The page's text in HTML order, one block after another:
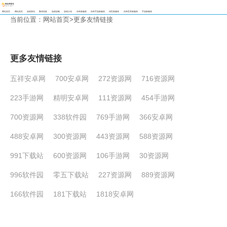
网站首页 网站首页 游戏资讯 聚侠热推 游戏攻略 游戏介绍 传奇新服表 传奇手游新服表 传世新服表 传奇世界新服表 手游新服表
当前位置： 网站首页>更多友情链接
更多友情链接
五祥安卓网 700安卓网 272资源网 716资源网
223手游网 精明安卓网 111资源网 454手游网
700资源网 338软件园 769手游网 366安卓网
488安卓网 300资源网 443资源网 588资源网
991下载站 600资源网 106手游网 30资源网
996软件园 零五下载站 227资源网 889资源网
166软件园 181下载站 1818安卓网